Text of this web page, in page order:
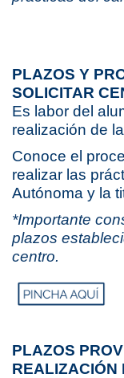
PLAZOS Y
SOLICITAR
Es labor del
realización de
Conoce el
realizar las
Autónoma y la
*Importante
plazos
centro.
PLAZOS
REALIZACIÓN